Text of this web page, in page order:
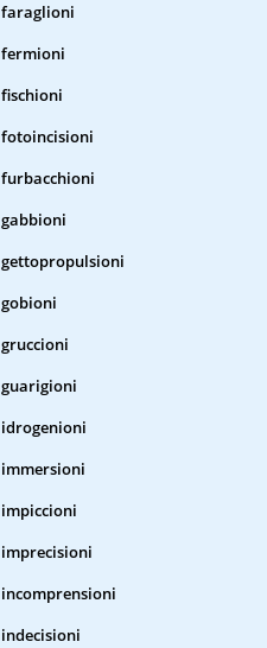
faraglioni
fermioni
fischioni
fotoincisioni
furbacchioni
gabbioni
gettopropulsioni
gobioni
gruccioni
guarigioni
idrogenioni
immersioni
impiccioni
imprecisioni
incomprensioni
indecisioni